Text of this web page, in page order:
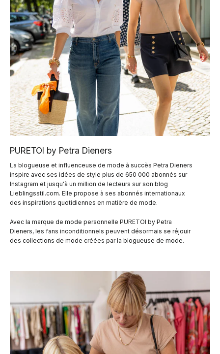
PURETOI by Petra Dieners
La blogueuse et influenceuse de mode à succès Petra Dieners
inspire avec ses idées de style plus de 650 000 abonnés sur
Instagram et jusqu'à un million de lecteurs sur son blog
Lieblingsstil.com. Elle propose à ses abonnés internationaux
des inspirations quotidiennes en matière de mode.
Avec la marque de mode personnelle PURETOI by Petra
Dieners, les fans inconditionnels peuvent désormais se réjouir
des collections de mode créées par la blogueuse de mode.